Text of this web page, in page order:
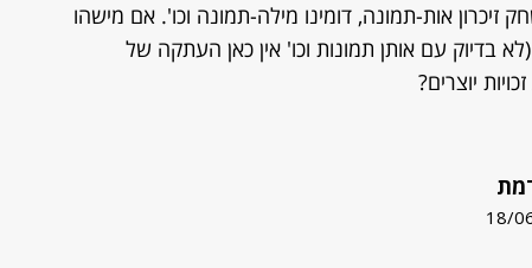
זיכרון אות-תמונה, דומינו מילה-תמונה וכו'. אם מישהו
בדיוק עם אותן תמונות וכו' אין כאן העתקה של
יוצרים?
18/